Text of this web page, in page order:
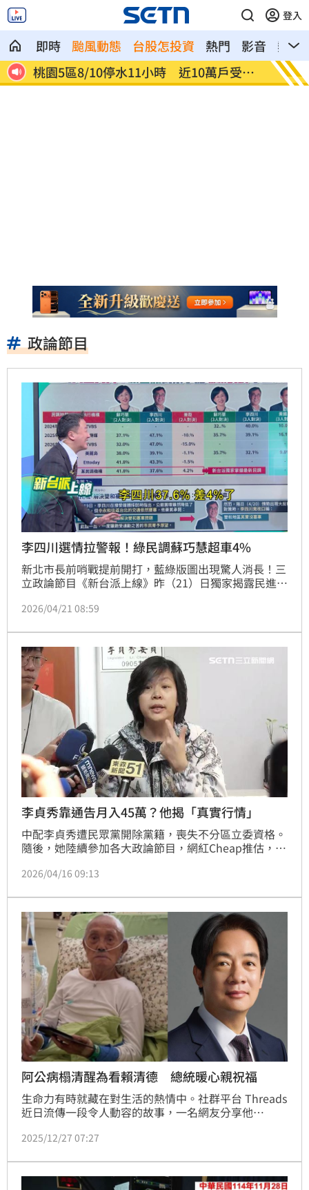
登入
即時 颱風動態 台股怎投資 熱門 影音
熱搜
桃園5區8/10停水11小時 近10萬戶受影
響
「白
政論節目
李四川選情拉警報！綠民調蘇巧慧超車4%
新北市長前哨戰提前開打，藍綠版圖出現驚人消長！三
立政論節目《新台派上線》昨（21）日獨家揭露民進黨
四川，支持度竟遭民進黨立委蘇巧慧反超。媒體人分
不斷「出包」，不僅暴露幕僚團隊經驗不足，更讓選民
質疑其治理能力是否跟上選戰節奏。
2026/04/21 08:59
李貞秀靠通告月入45萬？他揭「真實行情」
中配李貞秀遭民眾黨開除黨籍，喪失不分區立委資格。
隨後，她陸續參加各大政論節目，網紅Cheap推估，李
告費，還不夠買李貞秀身上穿的那件17萬Dior外套。
2026/04/16 09:13
阿公病榻清醒為看賴清德 總統暖心親祝福
生命力有時就藏在對生活的熱情中。社群平台 Threads
近日流傳一段令人動容的故事，一名網友分享他
意識不清，讓家屬焦急萬分。沒想到阿公度過險境、恢
大讚總統賴清德。這段「超高齡粉絲」的熱血行徑不僅
感動上萬網友，更成功「釣」出總統賴清德本人親自留
2025/12/27 07:27